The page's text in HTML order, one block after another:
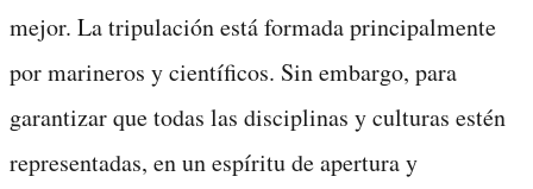
mejor. La tripulación está formada principalmente
por marineros y científicos. Sin embargo, para
garantizar que todas las disciplinas y culturas estén
representadas, en un espíritu de apertura y